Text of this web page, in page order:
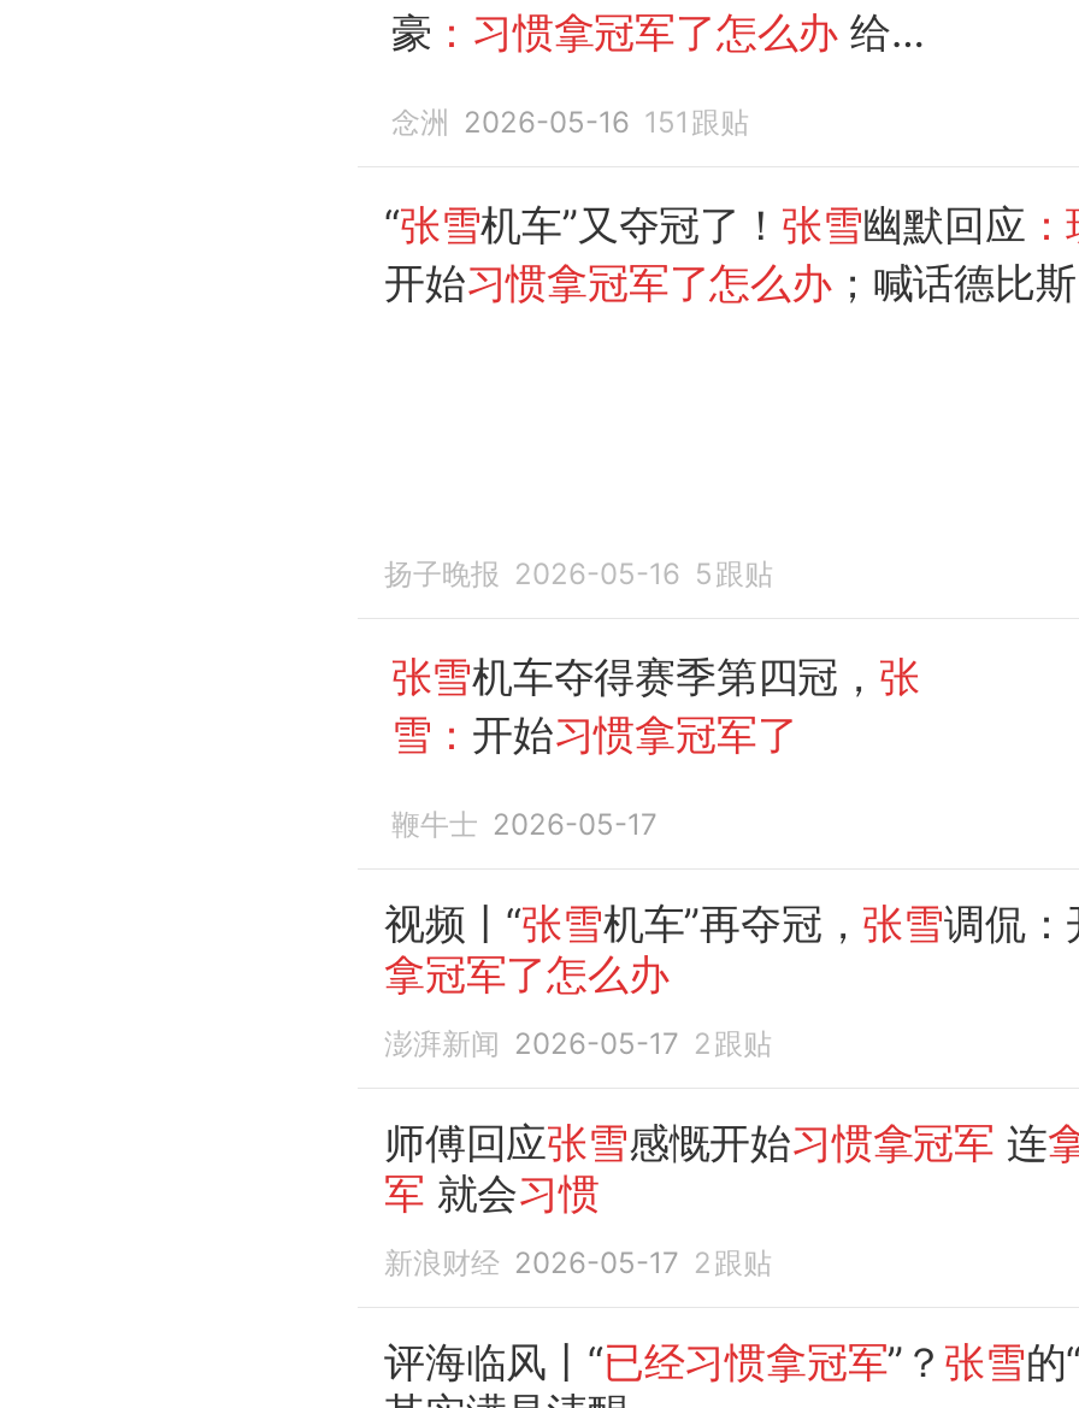
豪 ：习惯拿冠军了怎么办 给老
念洲 2026-05-16 151 跟贴
“张雪机车”又夺冠了！ 张雪幽默回应
开始习惯拿冠军了怎么办；喊话德比
扬子晚报 2026-05-16 5 跟贴
张雪机车夺得赛季第四冠， 张
雪： 开始习惯拿冠军了
鞭牛士 2026-05-17
视频丨“张雪机车”再夺冠， 张雪调侃：
拿冠军了怎么办
澎湃新闻 2026-05-17 2 跟贴
师傅回应张雪感慨开始习惯拿冠军 连
军 就会习惯
新浪财经 2026-05-17 2 跟贴
评海临风丨“已经习惯拿冠军”？ 张雪的